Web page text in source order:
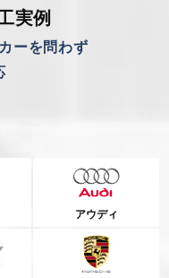
実例
ーを問わず
アウディ